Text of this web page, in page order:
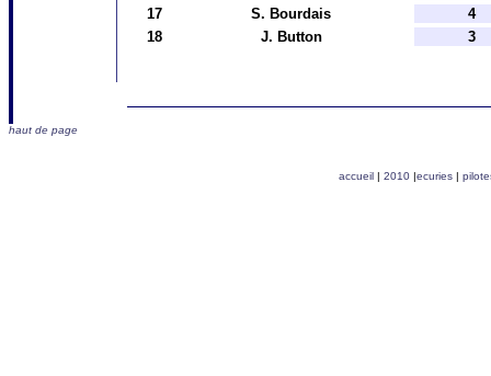
17
S. Bourdais
4
18
J. Button 3
haut de page
accueil| 2010 |ecuries|